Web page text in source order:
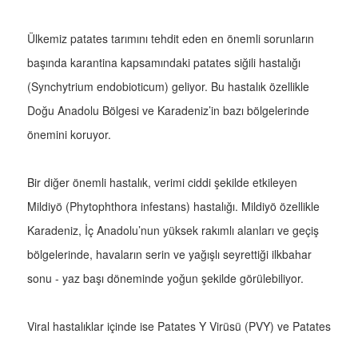
Ülkemiz patates tarımını tehdit eden en önemli sorunların
başında karantina kapsamındaki patates siğili hastalığı
(Synchytrium endobioticum) geliyor. Bu hastalık özellikle
Doğu Anadolu Bölgesi ve Karadeniz’in bazı bölgelerinde
önemini koruyor.
Bir diğer önemli hastalık, verimi ciddi şekilde etkileyen
Mildiyö (Phytophthora infestans) hastalığı. Mildiyö özellikle
Karadeniz, İç Anadolu’nun yüksek rakımlı alanları ve geçiş
bölgelerinde, havaların serin ve yağışlı seyrettiği ilkbahar
sonu - yaz başı döneminde yoğun şekilde görülebiliyor.
Viral hastalıklar içinde ise Patates Y Virüsü (PVY) ve Patates